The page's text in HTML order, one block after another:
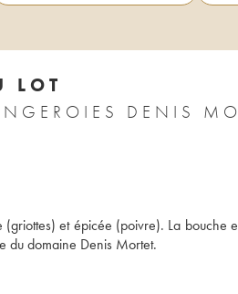
LOT
DENIS
(griottes) et épicée (poivre). La
du domaine Denis Mortet.